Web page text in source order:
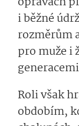
i běžné
rozměrům
pro muže i
Roli však
obdobím,